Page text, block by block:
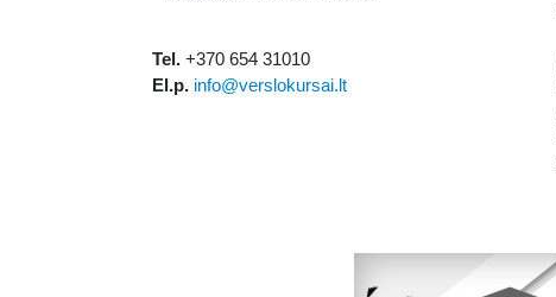
Tel.+370 654 31010
El.p. info@verslokursai.lt